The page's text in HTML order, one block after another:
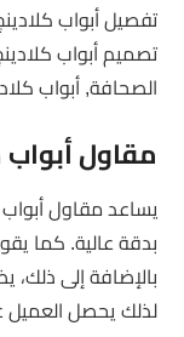
تفصيل أبواب
تصميم أبواب
الصحافة, أبواب
مقاول
يساعد مقاول
بدقة عالية. كما
بالإضافة إلى ذلك،
لذلك يحصل العميل